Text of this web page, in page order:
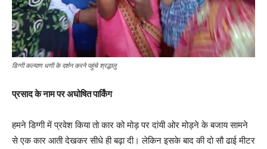
डिग्गी कल्याण धणी के दर्शन करने पहुंचे श्रद्धालु
प्रसाद के नाम पर अघोषित पार्किंग
हमने डिग्गी में प्रवेश किया तो कार को मोड़ पर दांयी ओर मोड़ने के बजाय सामने
से एक कार आती देखकर सीधे ही बढ़ा दी। लेकिन इसके बाद की दो सौ ढाई मीटर